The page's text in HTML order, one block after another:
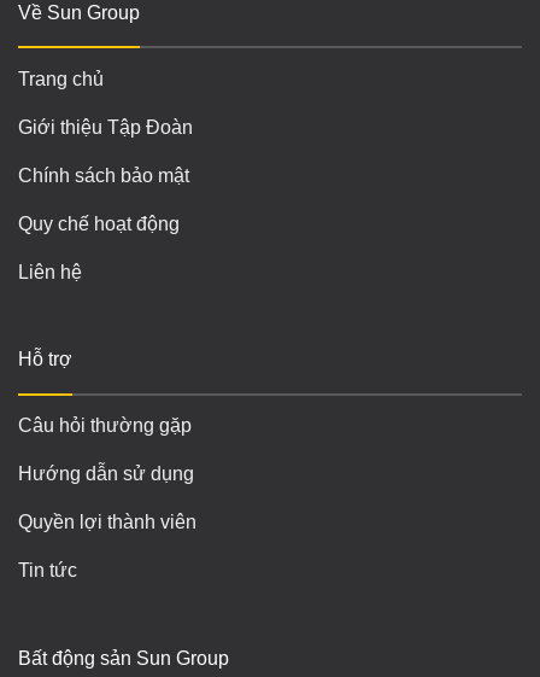
Về Sun Group
Trang chủ
Giới thiệu Tập Đoàn
Chính sách bảo mật
Quy chế hoạt động
Liên hệ
Hỗ trợ
Câu hỏi thường gặp
Hướng dẫn sử dụng
Quyền lợi thành viên
Tin tức
Bất động sản Sun Group